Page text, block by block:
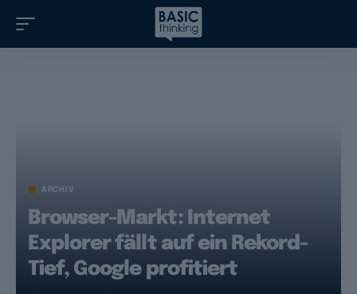
ARCHIV
Browser-Markt: Internet
Explorer fällt auf ein Rekord-
Tief, Google profitiert